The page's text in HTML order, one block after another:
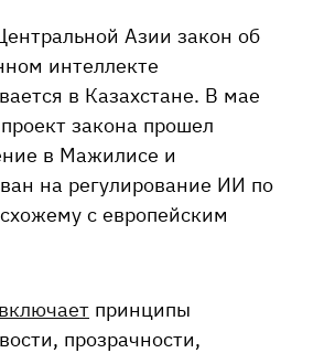
Азии закон об
интеллекте
в Казахстане. В мае
закона прошел
в Мажилисе и
на регулирование ИИ по
с европейским
включает принципы
прозрачности,